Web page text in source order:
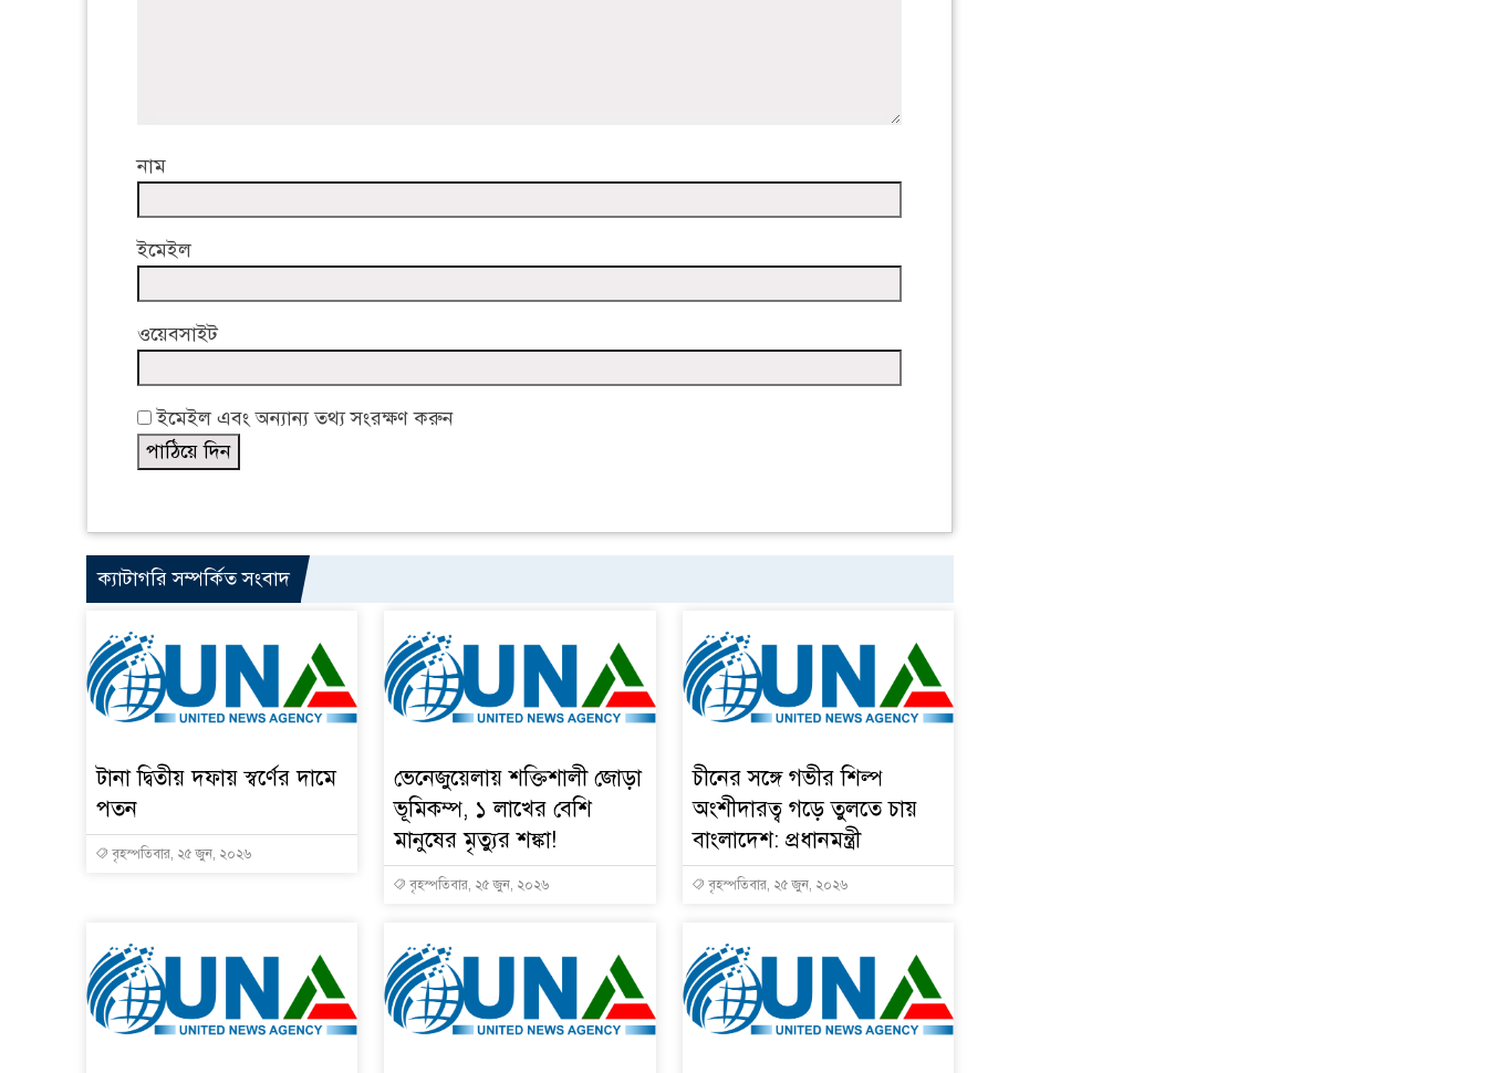
নাম
ইমেইল
ওয়েবসাইট
ইমেইল এবং অন্যান্য তথ্য সংরক্ষণ করুন
ক্যাটাগরি সম্পর্কিত সংবাদ
টানা দ্বিতীয় দফায় স্বর্ণের দামে
পতন
বৃহস্পতিবার, ২৫ জুন, ২০২৬
ভেনেজুয়েলায় শক্তিশালী জোড়া
ভূমিকম্প, ১ লাখের বেশি
মানুষের মৃত্যুর শঙ্কা!
বৃহস্পতিবার, ২৫ জুন, ২০২৬
চীনের সঙ্গে গভীর শিল্প
অংশীদারত্ব গড়ে তুলতে চায়
বাংলাদেশ: প্রধানমন্ত্রী
বৃহস্পতিবার, ২৫ জুন, ২০২৬